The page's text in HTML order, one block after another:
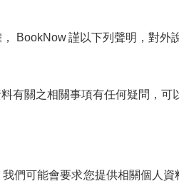
BookNow 謹以下列聲明，對外
有關之相關事項有任何疑問，可
們可能會要求您提供相關個人